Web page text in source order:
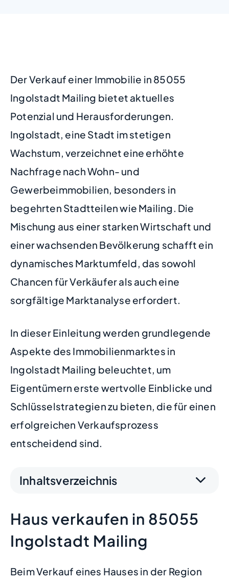
Der Verkauf einer Immobilie in 85055
Ingolstadt Mailing bietet aktuelles
Potenzial und Herausforderungen.
Ingolstadt, eine Stadt im stetigen
Wachstum, verzeichnet eine erhöhte
Nachfrage nach Wohn- und
Gewerbeimmobilien, besonders in
begehrten Stadtteilen wie Mailing. Die
Mischung aus einer starken Wirtschaft und
einer wachsenden Bevölkerung schafft ein
dynamisches Marktumfeld, das sowohl
Chancen für Verkäufer als auch eine
sorgfältige Marktanalyse erfordert.
In dieser Einleitung werden grundlegende
Aspekte des Immobilienmarktes in
Ingolstadt Mailing beleuchtet, um
Eigentümern erste wertvolle Einblicke und
Schlüsselstrategien zu bieten, die für einen
erfolgreichen Verkaufsprozess
entscheidend sind.
Inhaltsverzeichnis
Haus verkaufen in 85055
Ingolstadt Mailing
Beim Verkauf eines Hauses in der Region